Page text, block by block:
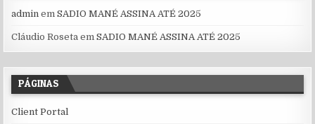
admin emSADIO MANÉ ASSINA ATÉ 2025
Cláudio Roseta emSADIO MANÉ ASSINA ATÉ 2025
PÁGINAS
Client Portal